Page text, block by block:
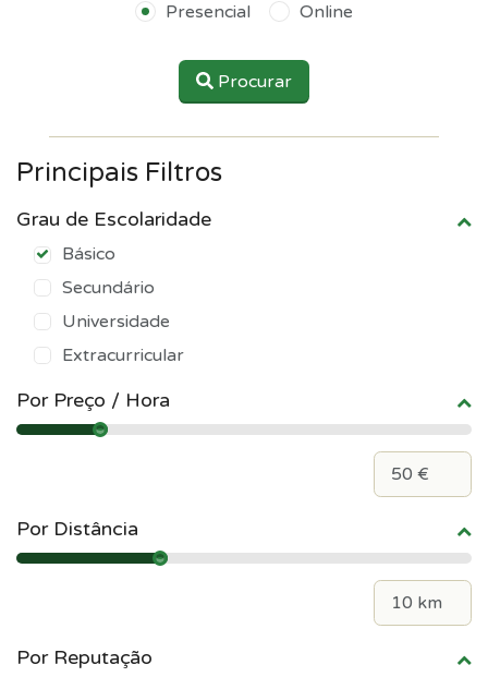
Presencial Online
Procurar
Principais Filtros
Grau de Escolaridade
Básico
Secundário
Universidade
Extracurricular
Por Preço / Hora
Por Distância
Por Reputação